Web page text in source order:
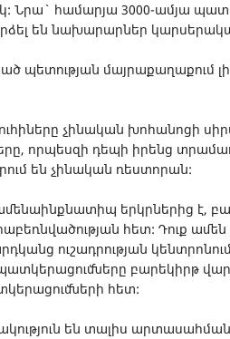
Նրա` համարյա 3000-ամյա
են նախարարներ
պետության մայրաքաղաքում
չինական խոհանոցի
որպեսզի դեպի իրենց
են չինական ռեստորան:
երկրներից է,
հետ: Դուք ամեն
ուշադրության
բարեկիրթ
հետ:
են տալիս